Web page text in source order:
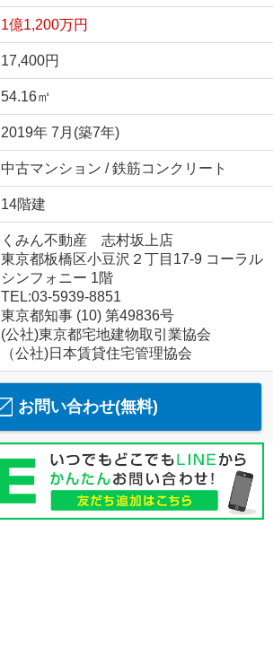
1億1,200万円
17,400円
54.16㎡
2019年 7月(築7年)
中古マンション / 鉄筋コンクリート
14階建
くみん不動産 志村坂上店
東京都板橋区小豆沢２丁目17-9 コーラル
シンフォニー 1階
TEL:03-5939-8851
東京都知事 (10) 第49836号
(公社)東京都宅地建物取引業協会
（公社)日本賃貸住宅管理協会
お問い合わせ(無料)